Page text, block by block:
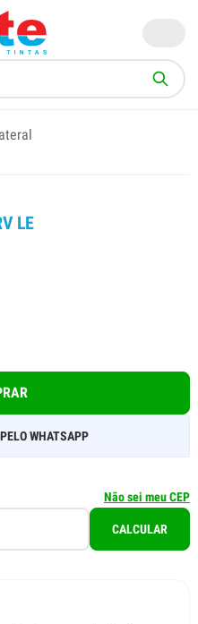
LE
WHATSAPP
Não sei meu CEP
CALCULAR